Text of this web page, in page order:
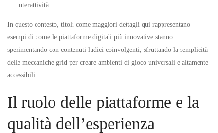
interattività.
In questo contesto, titoli come maggiori dettagli qui rappresentano
esempi di come le piattaforme digitali più innovative stanno
sperimentando con contenuti ludici coinvolgenti, sfruttando la semplicità
delle meccaniche grid per creare ambienti di gioco universali e altamente
accessibili.
Il ruolo delle piattaforme e la
qualità dell’esperienza